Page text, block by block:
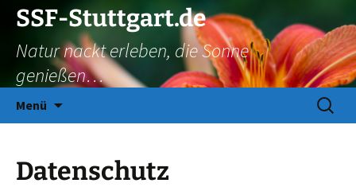
Zum
Inhalt
springen
SSF-Stuttgart.de
Natur nackt erleben, die Sonne
genießen…
Menü
Suchen
nach:
Datenschutz